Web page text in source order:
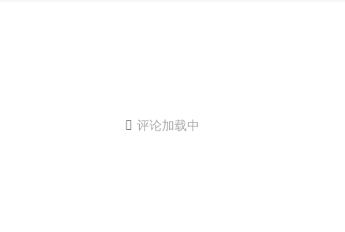
 评论加载中